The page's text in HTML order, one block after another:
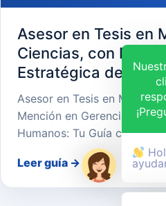
Asesor en Tesis en
Ciencias, con
Estratégica de
Asesor en Tesis en
Mención en Gerencia
Humanos: Tu Guía cara…
Leer guía →